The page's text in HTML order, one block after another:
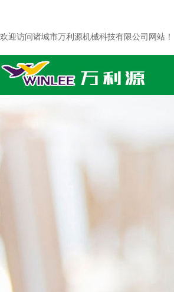
欢迎访问诸城市万利源机械科技有限公司网站！